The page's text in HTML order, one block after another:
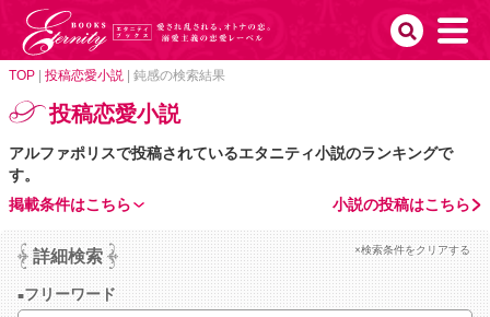
TOP 投稿恋愛小説 鈍感の検索結果
投稿恋愛小説
アルファポリスで投稿されているエタニティ小説のランキングで
す。
小説の投稿はこちら
掲載条件はこちら
詳細検索 ×検索条件をクリアする
フリーワード